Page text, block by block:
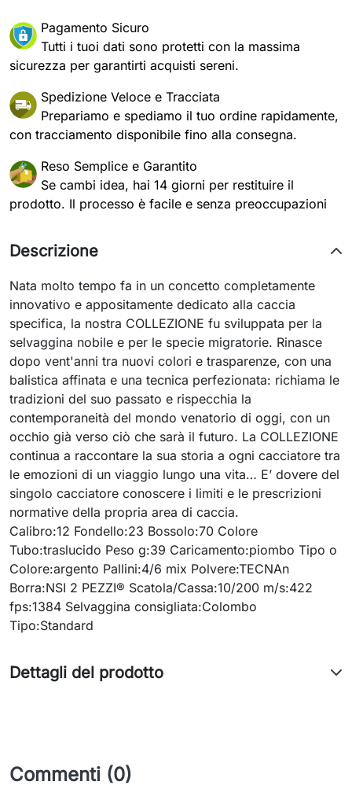
Pagamento Sicuro
Tutti i tuoi dati sono protetti con la massima
sicurezza per garantirti acquisti sereni.
Spedizione Veloce e Tracciata
Prepariamo e spediamo il tuo ordine rapidamente,
con tracciamento disponibile fino alla consegna.
Reso Semplice e Garantito
Se cambi idea, hai 14 giorni per restituire il
prodotto. Il processo è facile e senza preoccupazioni
Descrizione
Nata molto tempo fa in un concetto completamente
innovativo e appositamente dedicato alla caccia
specifica, la nostra COLLEZIONE fu sviluppata per la
selvaggina nobile e per le specie migratorie. Rinasce
dopo vent'anni tra nuovi colori e trasparenze, con una
balistica affinata e una tecnica perfezionata: richiama le
tradizioni del suo passato e rispecchia la
contemporaneità del mondo venatorio di oggi, con un
occhio già verso ciò che sarà il futuro. La COLLEZIONE
continua a raccontare la sua storia a ogni cacciatore tra
le emozioni di un viaggio lungo una vita… E’ dovere del
singolo cacciatore conoscere i limiti e le prescrizioni
normative della propria area di caccia.
Calibro:12 Fondello:23 Bossolo:70 Colore
Tubo:traslucido Peso g:39 Caricamento:piombo Tipo o
Colore:argento Pallini:4/6 mix Polvere:TECNAn
Borra:NSI 2 PEZZI® Scatola/Cassa:10/200 m/s:422
fps:1384 Selvaggina consigliata:Colombo
Tipo:Standard
Dettagli del prodotto
Commenti (0)